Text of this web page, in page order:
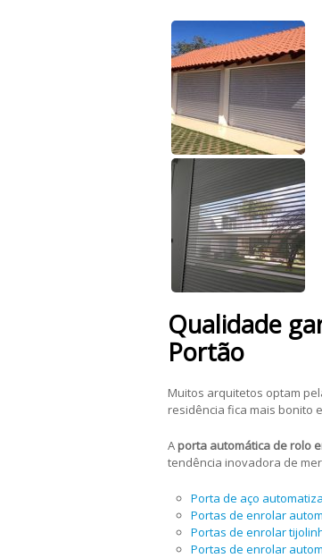
Qualidade
Portão
Muitos arquitetos optam
residência fica mais bonito
A porta automática de rolo
tendência inovadora de
Porta de aço
Portas de enrolar
Portas de enrolar
Portas de enrolar